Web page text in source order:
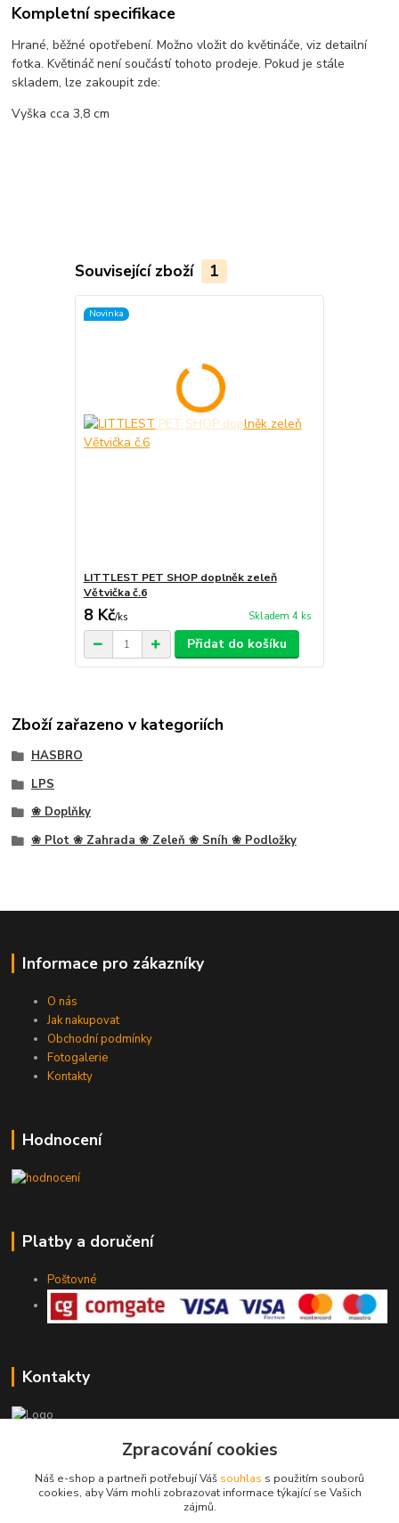
Kompletní specifikace
Hrané, běžné opotřebení. Možno vložit do květináče, viz detailní
fotka. Květináč není součástí tohoto prodeje. Pokud je stále
skladem, lze zakoupit zde:
Vyška cca 3,8 cm
Související zboží 1
Novinka
LITTLEST PET SHOP doplněk zeleň
Větvička č.6
8 Kč/ks Skladem 4 ks
Přidat do košíku
Zboží zařazeno v kategoriích
HASBRO
LPS
❀ Doplňky
❀ Plot ❀ Zahrada ❀ Zeleň ❀ Sníh ❀ Podložky
Informace pro zákazníky
O nás
Jak nakupovat
Obchodní podmínky
Fotogalerie
Kontakty
Hodnocení
Platby a doručení
Poštovné
Kontakty
rodinny.bazarek@seznam.cz
Zpracování cookies
Náš e-shop a partneři potřebují Váš souhlas s použitím souborů
cookies, aby Vám mohli zobrazovat informace týkající se Vašich
zájmů.